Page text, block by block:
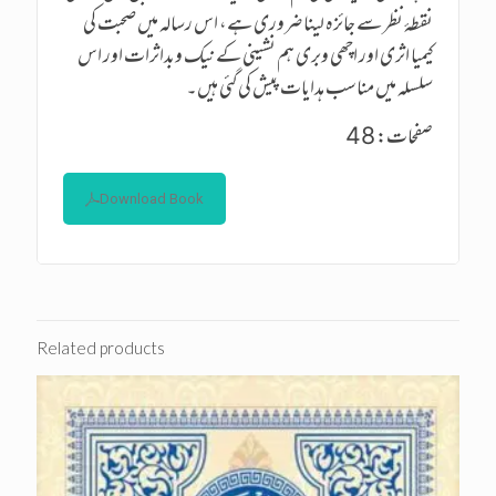
نقطۂ نظر سے جائزہ لینا ضروری ہے، اس رسالہ میں صحبت کی
کیمیا اثری اور اچھی وبری ہم نشینی کے نیک وبداثرات اور اس
سلسلہ میں مناسب ہدایات پیش کی گئی ہیں۔
صفحات: 48
Download Book
Related products